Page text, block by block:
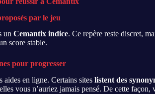
par le jeu
un Cemantix indice. Ce repère reste discret,
score stable.
pour progresser
aides en ligne. Certains sites listent des
vous n’auriez jamais pensé. De cette